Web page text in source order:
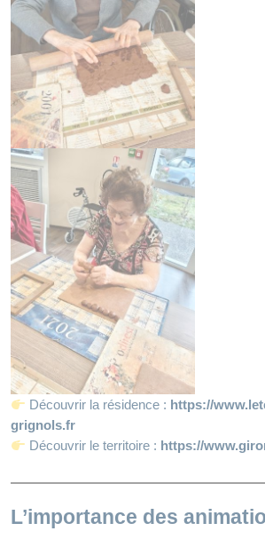
Découvrir la résidence : https://
grignols.fr
Découvrir le territoire : https://
L’importance des